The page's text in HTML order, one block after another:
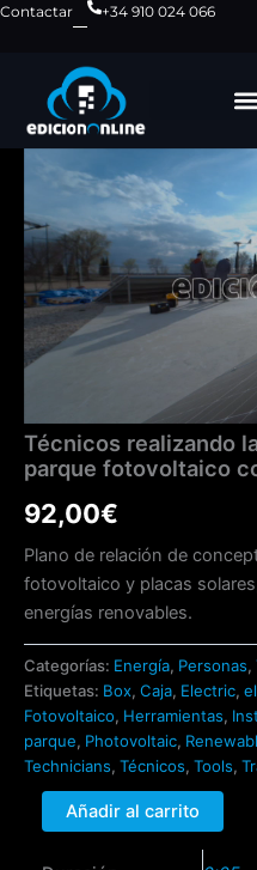
Ir
contenido
Contactar
+34 910 024 066
Técnicos realizando
parque fotovoltaico
92,00€
Plano de relación de
fotovoltaico y placas
energías renovables.
Categorías: Energía, Personas,
Etiquetas: Box, Caja, Electric,
Fotovoltaico, Herramientas,
parque, Photovoltaic,
Technicians, Técnicos, Tools,
realizando
de
inspección
en
parque
fotovoltaico
con
placas
cantidad
Añadir al carrito